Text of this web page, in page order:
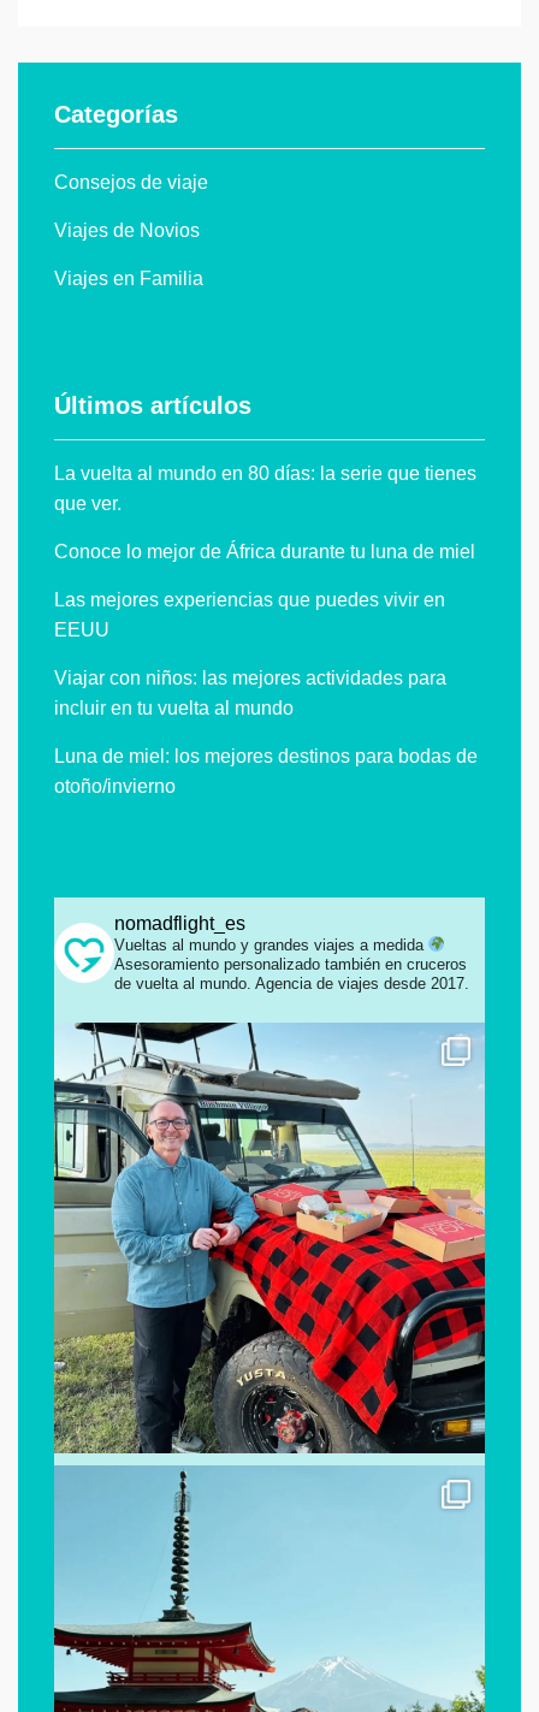
Categorías
Consejos de viaje
Viajes de Novios
Viajes en Familia
Últimos artículos
La vuelta al mundo en 80 días: la serie que tienes
que ver.
Conoce lo mejor de África durante tu luna de miel
Las mejores experiencias que puedes vivir en
EEUU
Viajar con niños: las mejores actividades para
incluir en tu vuelta al mundo
Luna de miel: los mejores destinos para bodas de
otoño/invierno
nomadflight_es
Vueltas al mundo y grandes viajes a medida
Asesoramiento personalizado también en cruceros
de vuelta al mundo. Agencia de viajes desde 2017.